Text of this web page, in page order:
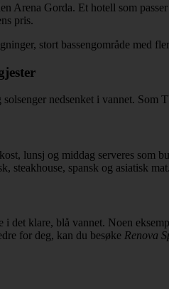
Arena Gorda. Et hotell som
pris.
stort bassengområde med
nedsenket i vannet.
lunsj og middag serveres som
steakhouse, spansk og asiatisk mat.
det klare, blå vannet. Noen
for deg, kan du besøke Renova